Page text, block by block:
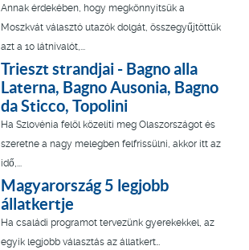
Annak érdekében, hogy megkönnyítsük a
Moszkvát választó utazók dolgát, összegyűjtöttük
azt a 10 látnivalót,...
Trieszt strandjai - Bagno alla
Laterna, Bagno Ausonia, Bagno
da Sticco, Topolini
Ha Szlovénia felöl közelíti meg Olaszországot és
szeretne a nagy melegben felfrissülni, akkor itt az
idő,...
Magyarország 5 legjobb
állatkertje
Ha családi programot tervezünk gyerekekkel, az
egyik legjobb választás az állatkert…